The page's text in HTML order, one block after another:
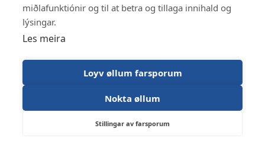
Sustainability
Employment
Fishing
Industry
Trawl Log
Vónin © 2026
Designed og developed by Lunnar
miðlafunktiónir og til at betra og tillaga innihald og
lýsingar.
Les meira
Loyv øllum farsporum
Nokta øllum
Stillingar av farsporum